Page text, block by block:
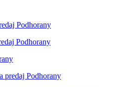
Podhorany
Podhorany
predaj Podhorany